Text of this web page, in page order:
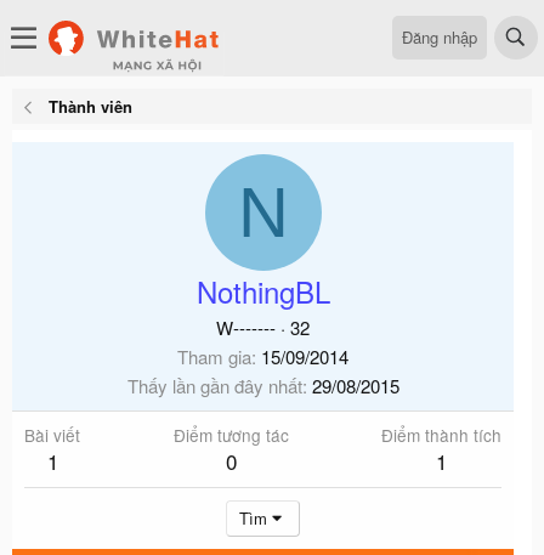
Đăng nhập
Thành viên
N
NothingBL
W------- · 32
Tham gia 15/09/2014
Thấy lần gần đây nhất 29/08/2015
Bài viết
1
Điểm tương tác
0
Điểm thành tích
1
Tìm